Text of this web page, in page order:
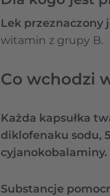
Lek przeznaczony
witamin z grupy B.
Co wchodzi
Każda kapsułka
diklofenaku sodu,
cyjanokobalaminy.
Substancje